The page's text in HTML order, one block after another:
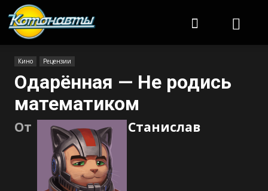
Кино Рецензии
Одарённая — Не родись
математиком
От Станислав